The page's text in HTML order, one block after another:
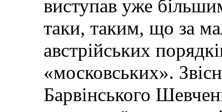
виступав уже
таки, таким, що за
австрійських
«московських».
Барвінського